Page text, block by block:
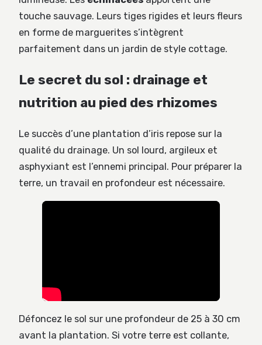
touche sauvage. Leurs tiges rigides et leurs fleurs
en forme de marguerites s’intègrent
parfaitement dans un jardin de style cottage.
Le secret du sol : drainage et
nutrition au pied des rhizomes
Le succès d’une plantation d’iris repose sur la
qualité du drainage. Un sol lourd, argileux et
asphyxiant est l’ennemi principal. Pour préparer la
terre, un travail en profondeur est nécessaire.
Défoncez le sol sur une profondeur de 25 à 30 cm
avant la plantation. Si votre terre est collante,